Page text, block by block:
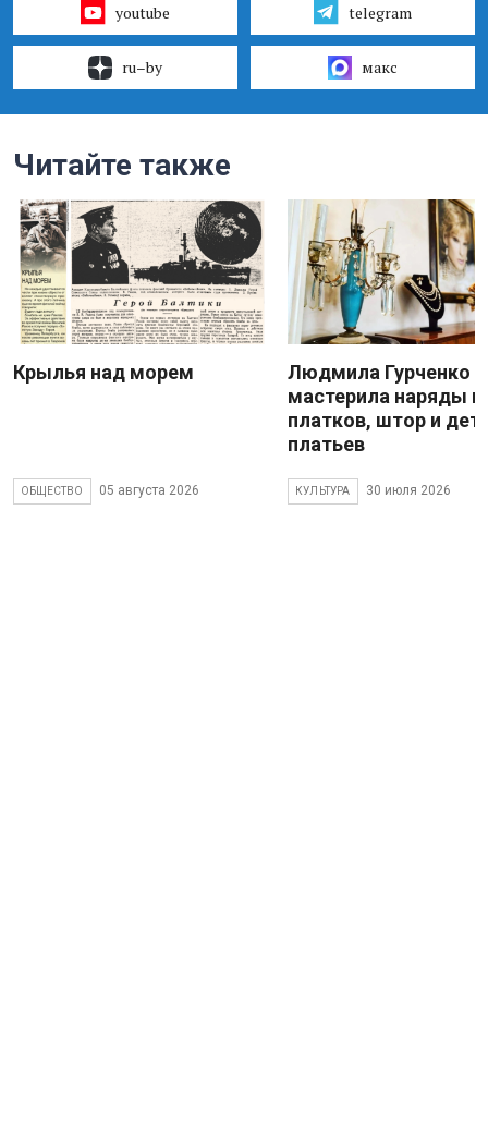
youtube telegram
ru–by макс
Читайте также
Крылья над морем
ОБЩЕСТВО 05 августа 2026
Людмила Гурченко
мастерила наряды
платков, штор и
платьев
КУЛЬТУРА 30 июля 2026